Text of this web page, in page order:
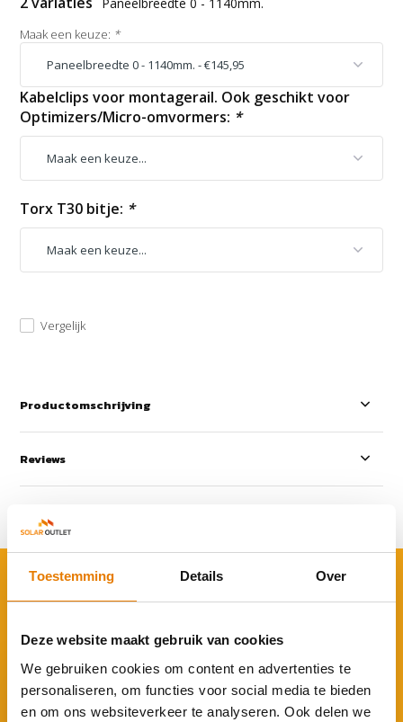
Toestemming Details Over
Deze website maakt gebruik van cookies
We gebruiken cookies om content en advertenties te
personaliseren, om functies voor social media te bieden
en om ons websiteverkeer te analyseren. Ook delen we
Maak een keuze: *
Kabelclips voor montagerail. Ook geschikt voor
Optimizers/Micro-omvormers: *
Torx T30 bitje: *
Vergelijk
Productomschrijving
Reviews
ACCESSOIRES
Rond je aankoop af